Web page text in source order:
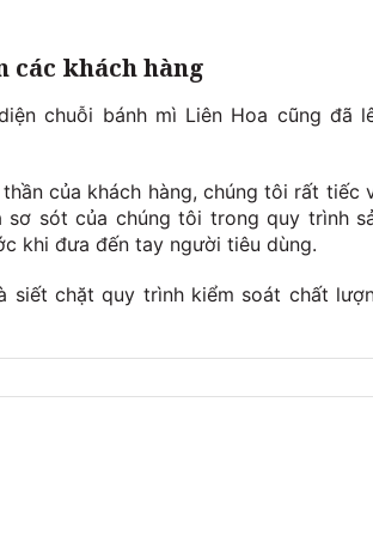
khách hàng
chuỗi bánh mì Liên Hoa cũng đã
của khách hàng, chúng tôi rất tiếc
sót của chúng tôi trong quy trình
khi đưa đến tay người tiêu dùng.
siết chặt quy trình kiểm soát chất